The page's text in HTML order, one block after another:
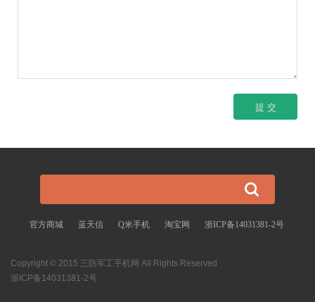
官方商城 蓝天信 Q米手机 淘宝网 浙ICP备14031381-2号
Copyright © 2015 三防军工手机网 All Rights Reserved
浙ICP备14031381-2号